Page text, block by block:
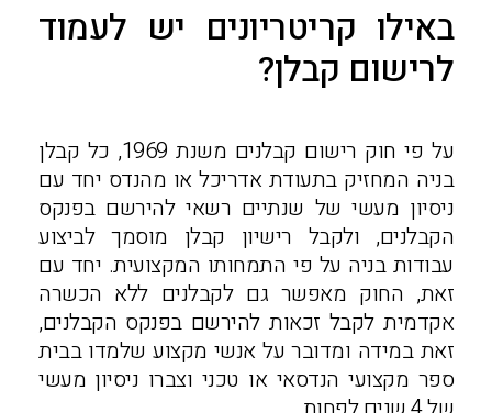
באילו קריטריונים יש לעמוד
לרישום קבלן?
על פי חוק רישום קבלנים משנת 1969, כל קבלן
בניה המחזיק בתעודת אדריכל או מהנדס יחד עם
ניסיון מעשי של שנתיים רשאי להירשם בפנקס
הקבלנים, ולקבל רישיון קבלן מוסמך לביצוע
עבודות בניה על פי התמחותו המקצועית. יחד עם
זאת, החוק מאפשר גם לקבלנים ללא הכשרה
אקדמית לקבל זכאות להירשם בפנקס הקבלנים,
זאת במידה ומדובר על אנשי מקצוע שלמדו בבית
ספר מקצועי הנדסאי או טכני וצברו ניסיון מעשי